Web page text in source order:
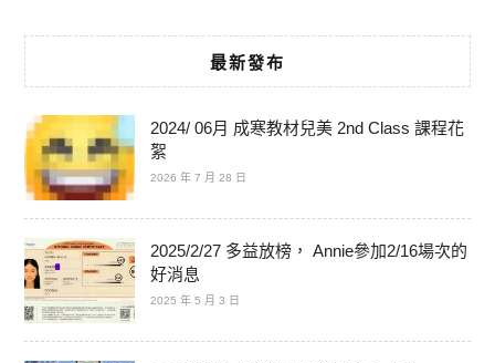
最新發布
2024/ 06月 成寒教材兒美 2nd Class 課程花
絮
2026 年 7 月 28 日
2025/2/27 多益放榜， Annie參加2/16場次的
好消息
2025 年 5 月 3 日